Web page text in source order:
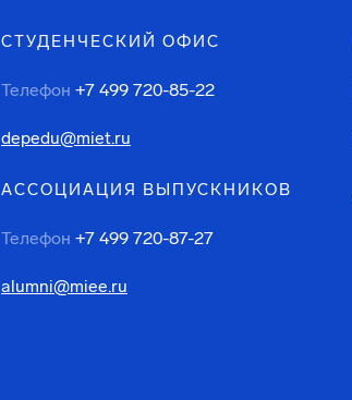
СТУДЕНЧЕСКИЙ ОФИС
Телефон +7 499 720-85-22
depedu@miet.ru
АССОЦИАЦИЯ ВЫПУСКНИКОВ
Телефон +7 499 720-87-27
alumni@miee.ru